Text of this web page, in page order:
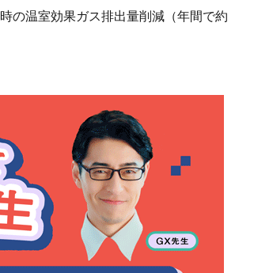
の温室効果ガス排出量削減（年間で約